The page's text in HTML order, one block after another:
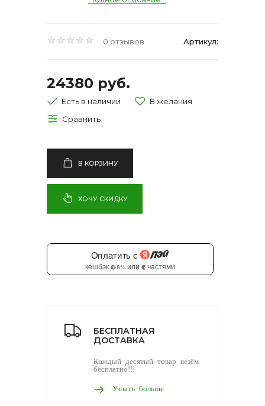
0 отзывов Артикул:
24380 руб.
Есть в наличии
В КОРЗИНУ
ХОЧУ СКИДКУ
БЕСПЛАТНАЯ
ДОСТАВКА
Каждый десятый товар везём
бесплатно!!!
Узнать больше